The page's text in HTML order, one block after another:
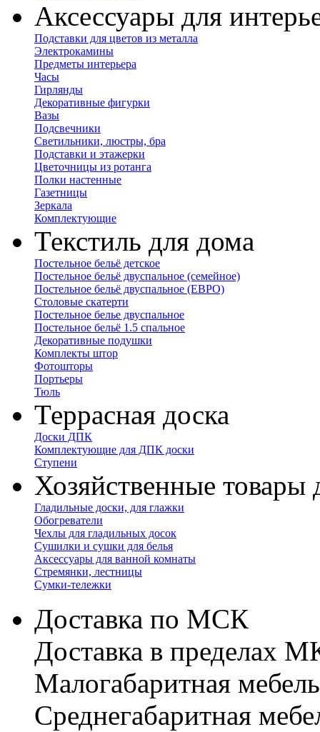
Аксессуары для
Подставки для цветов из металла
Электрокамины
Предметы интерьера
Часы
Гирлянды
Декоративные фигурки
Вазы
Подсвечники
Светильники, люстры, бра
Подставки и этажерки
Цветочницы из ротанга
Полки настенные
Газетницы
Зеркала
Комплектующие
Текстиль для дома
Постельное бельё детское
Постельное бельё двуспальное (семейное)
Постельное бельё двуспальное (ЕВРО)
Столовые скатерти
Постельное белье двуспальное
Постельное бельё 1.5 спальное
Декоративные подушки
Комплекты штор
Фотошторы
Портьеры
Тюль
Террасная доска
Доски ДПК
Комплектующие для ДПК доски
Ступени
Хозяйственные товары
Гладильные доски, для глажки
Обогреватели
Чехлы для гладильных досок
Сушилки и сушки для белья
Аксессуары для ванной комнаты
Стремянки, лестницы
Сумки-тележки
Доставка по МСК
Доставка в пределах
Малогабаритная
Cреднегабаритная